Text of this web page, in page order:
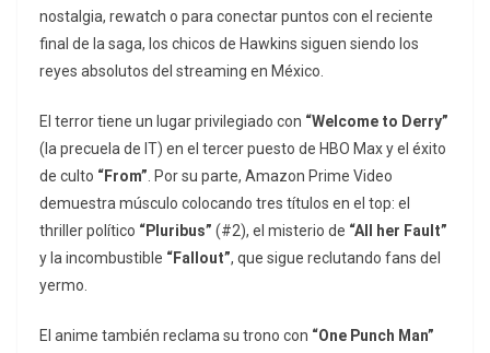
nostalgia, rewatch o para conectar puntos con el reciente
final de la saga, los chicos de Hawkins siguen siendo los
reyes absolutos del streaming en México.
El terror tiene un lugar privilegiado con “Welcome to Derry”
(la precuela de IT) en el tercer puesto de HBO Max y el éxito
de culto “From”. Por su parte, Amazon Prime Video
demuestra músculo colocando tres títulos en el top: el
thriller político “Pluribus” (#2), el misterio de “All her Fault”
y la incombustible “Fallout”, que sigue reclutando fans del
yermo.
El anime también reclama su trono con “One Punch Man”